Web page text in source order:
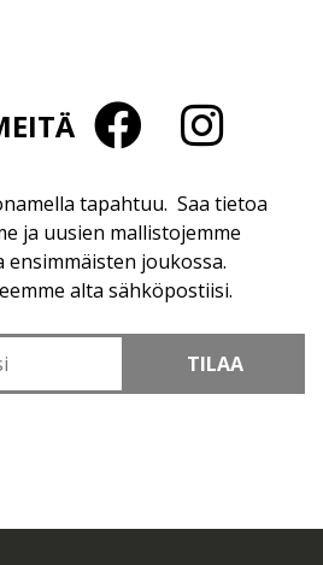
tapahtuu. Saa tietoa
ja uusien mallistojemme
ensimmäisten joukossa.
alta sähköpostiisi.
TILAA